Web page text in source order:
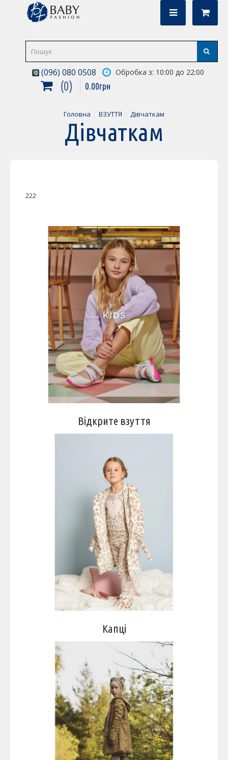
(096) 080 0508 Обробка з: 10:00 до 22:00
0 0.00грн
Головна ВЗУТТЯ Дівчаткам
Дівчаткам
222
Відкрите взуття
Капці